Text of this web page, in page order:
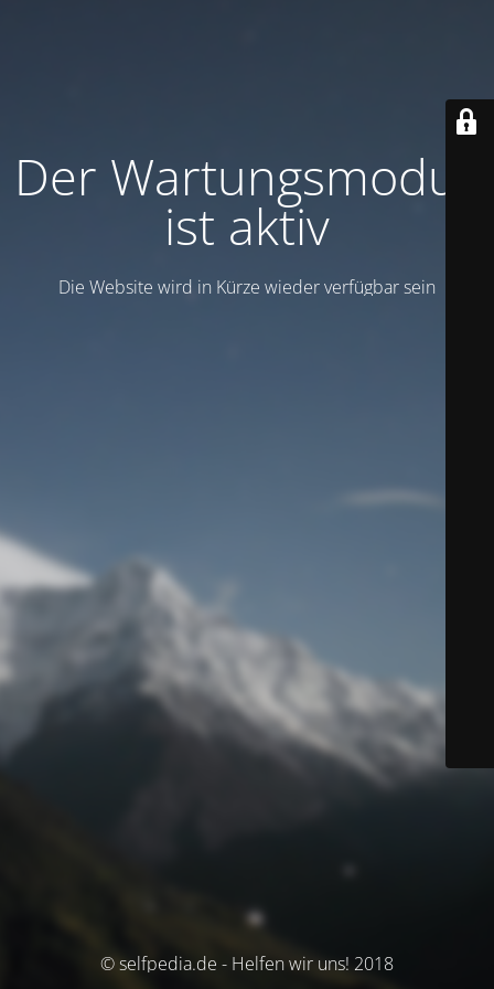
Der Wartungsmodus
ist aktiv
Die Website wird in Kürze wieder verfügbar sein
© selfpedia.de - Helfen wir uns! 2018